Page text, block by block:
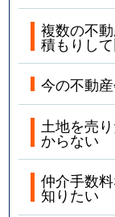
複数の不
積もりし
今の不動
土地を売
からない
仲介手数
知りたい